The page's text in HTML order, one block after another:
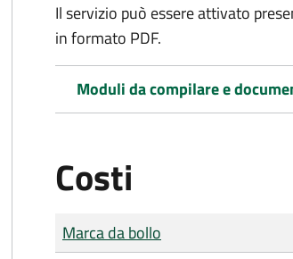
Il servizio può essere attivato
in formato PDF.
Moduli da compilare e
Costi
Tipo di pagamento
Importo
Marca da bollo